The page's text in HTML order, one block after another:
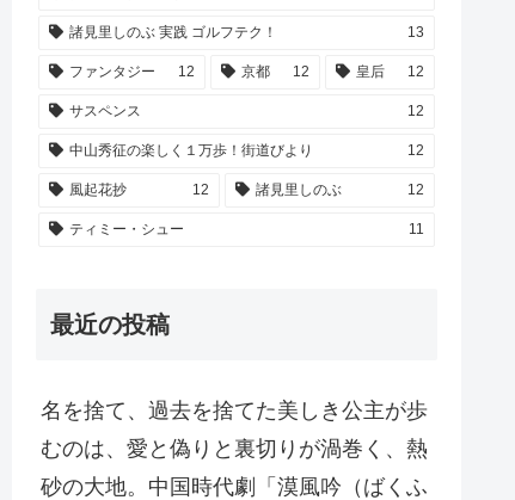
諸見里しのぶ 実践 ゴルフテク！ 13
ファンタジー 12 京都 12 皇后 12
サスペンス 12
中山秀征の楽しく１万歩！街道びより 12
風起花抄 12 諸見里しのぶ 12
ティミー・シュー 11
最近の投稿
名を捨て、過去を捨てた美しき公主が歩
むのは、愛と偽りと裏切りが渦巻く、熱
砂の大地。中国時代劇「漠風吟（ばくふ